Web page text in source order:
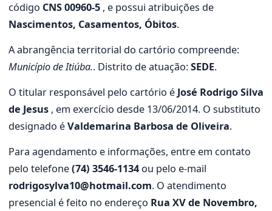
código CNS 00960-5 , e possui atribuições de
Nascimentos, Casamentos, Óbitos.
A abrangência territorial do cartório compreende:
Município de Itiúba.. Distrito de atuação:SEDE.
O titular responsável pelo cartório é José Rodrigo Silva
de Jesus , em exercício desde 13/06/2014. O substituto
designado éValdemarina Barbosa de Oliveira.
Para agendamento e informações, entre em contato
pelo telefone(74) 3546-1134 ou pelo e-mail
rodrigosylva10@hotmail.com. O atendimento
presencial é feito no endereço Rua XV de Novembro,